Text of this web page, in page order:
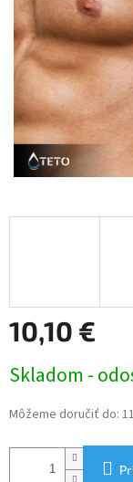
10,10 €
cena:
Skladom -
Môžeme doručiť do: